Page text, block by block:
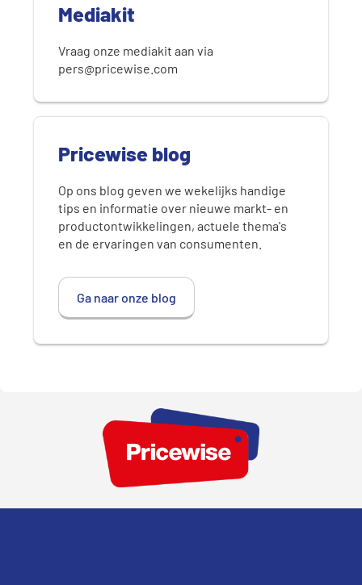
Mediakit
Vraag onze mediakit aan via
pers@pricewise.com
Pricewise blog
Op ons blog geven we wekelijks handige
tips en informatie over nieuwe markt- en
productontwikkelingen, actuele thema's
en de ervaringen van consumenten.
Ga naar onze blog